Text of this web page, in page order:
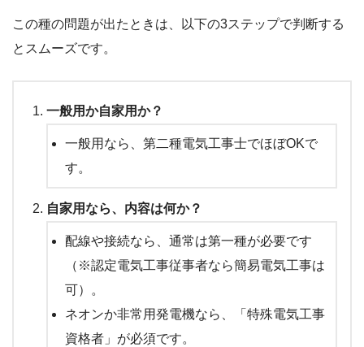
この種の問題が出たときは、以下の3ステップで判断する
とスムーズです。
一般用か自家用か？
一般用なら、第二種電気工事士でほぼOKで
す。
自家用なら、内容は何か？
配線や接続なら、通常は第一種が必要です
（※認定電気工事従事者なら簡易電気工事は
可）。
ネオンか非常用発電機なら、「特殊電気工事
資格者」が必須です。